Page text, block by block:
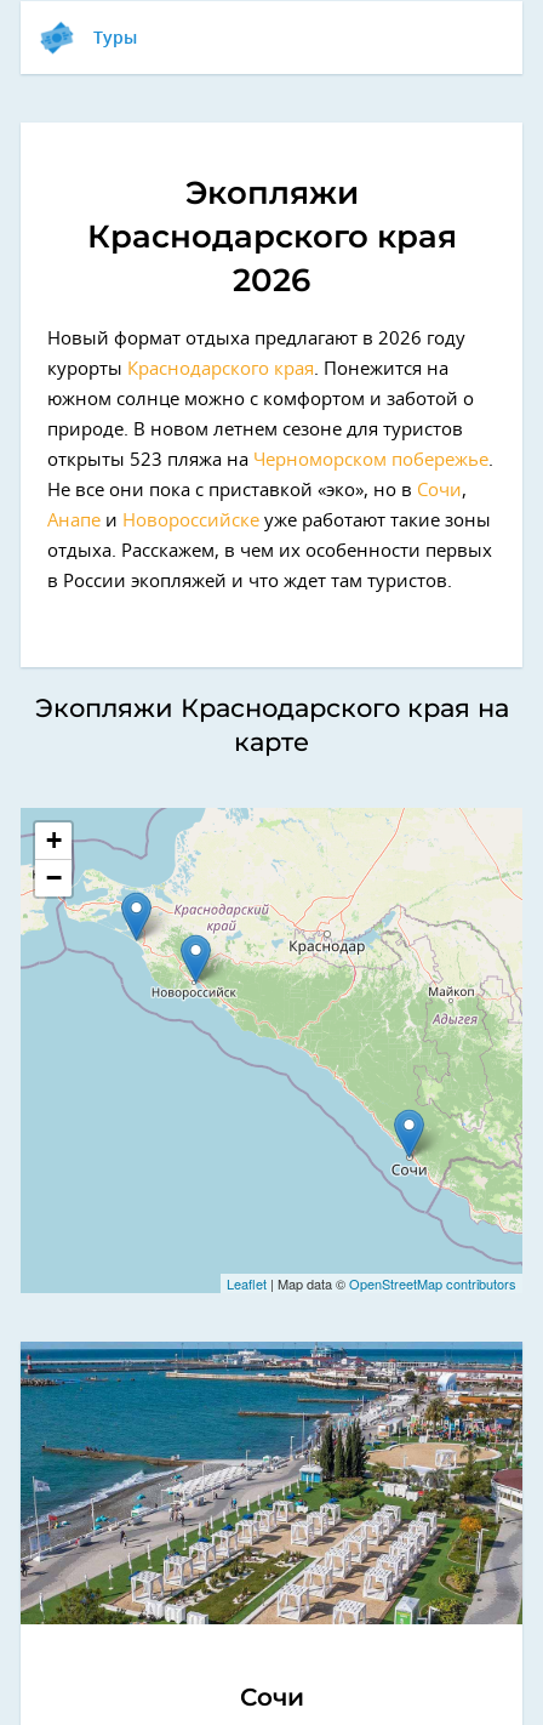
Туры
Экопляжи
Краснодарского края
2026
Новый формат отдыха предлагают в 2026 году
курорты Краснодарского края. Понежится на
южном солнце можно с комфортом и заботой о
природе. В новом летнем сезоне для туристов
открыты 523 пляжа на Черноморском побережье.
Не все они пока с приставкой «эко», но в Сочи,
Анапе и Новороссийске уже работают такие зоны
отдыха. Расскажем, в чем их особенности первых
в России экопляжей и что ждет там туристов.
Экопляжи Краснодарского края на
карте
+
−
Leaflet | Map data ©OpenStreetMap contributors
Сочи